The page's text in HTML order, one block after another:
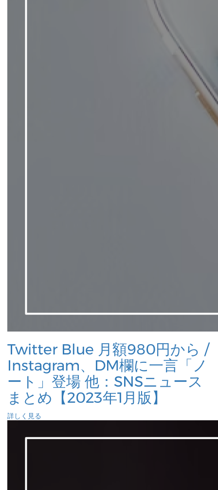
Twitter Blue 月額980円から /
Instagram、DM欄に一言「ノ
ート」登場 他：SNSニュース
まとめ【2023年1月版】
詳しく見る